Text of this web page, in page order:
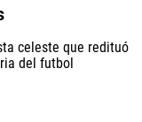
celeste que redituó
del futbol